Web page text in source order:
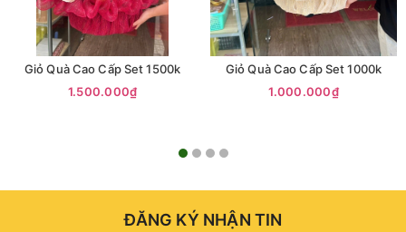
Giỏ Quà Cao Cấp Set 1500k
1.500.000₫
Giỏ Quà Cao Cấp Set 1000k
1.000.000₫
ĐĂNG KÝ NHẬN TIN